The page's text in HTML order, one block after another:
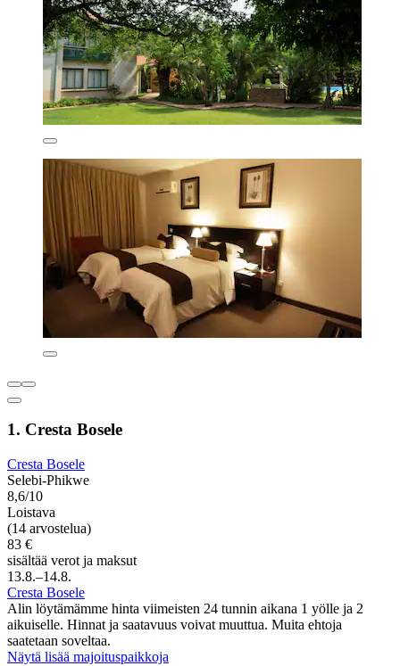
1. Cresta Bosele
Cresta Bosele
Selebi-Phikwe
8,6/10
Loistava
(14 arvostelua)
83 €
sisältää verot ja maksut
13.8.–14.8.
Cresta Bosele
Alin löytämämme hinta viimeisten 24 tunnin aikana 1 yölle ja 2
aikuiselle. Hinnat ja saatavuus voivat muuttua. Muita ehtoja
saatetaan soveltaa.
Näytä lisää majoituspaikkoja